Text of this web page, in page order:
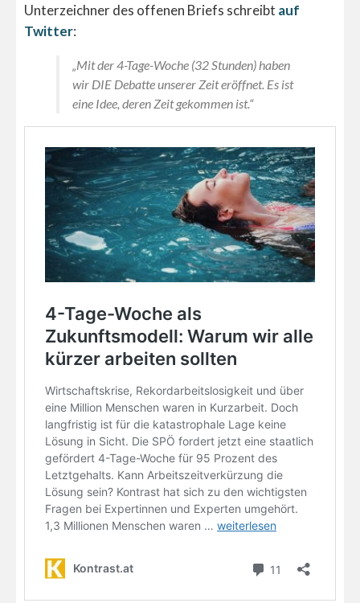
Unterzeichner des offenen Briefs schreibt auf
Twitter:
„Mit der 4-Tage-Woche (32 Stunden) haben
wir DIE Debatte unserer Zeit eröffnet. Es ist
eine Idee, deren Zeit gekommen ist.“